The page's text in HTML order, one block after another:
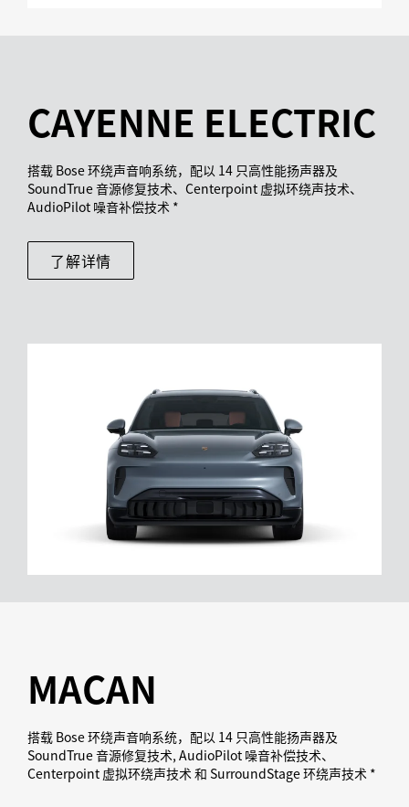
CAYENNE ELECTRIC
搭载 Bose 环绕声音响系统，配以 14 只高性能扬声器及
SoundTrue 音源修复技术、Centerpoint 虚拟环绕声技术、
AudioPilot 噪音补偿技术 *
了解详情
MACAN
搭载 Bose 环绕声音响系统，配以 14 只高性能扬声器及
SoundTrue 音源修复技术, AudioPilot 噪音补偿技术、
Centerpoint 虚拟环绕声技术 和 SurroundStage 环绕声技术 *